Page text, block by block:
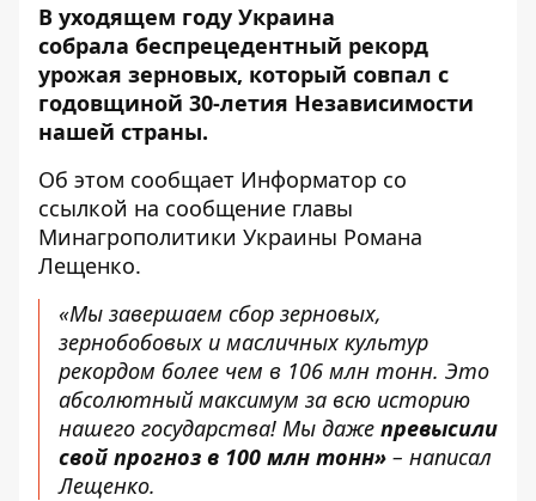
В уходящем году Украина
собрала беспрецедентный рекорд
урожая зерновых, который совпал с
годовщиной 30-летия Независимости
нашей страны.
Об этом сообщает Информатор со
ссылкой на сообщение главы
Минагрополитики Украины Романа
Лещенко.
«Мы завершаем сбор зерновых,
зернобобовых и масличных культур
рекордом более чем в 106 млн тонн. Это
абсолютный максимум за всю историю
нашего государства! Мы даже превысили
свой прогноз в 100 млн тонн» – написал
Лещенко.